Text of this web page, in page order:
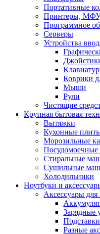
Портативные
Принтеры,
Программное
Серверы
Устройства
Коврики
Мыши
Рули
Чистящие
Крупная бытовая
Вытяжки
Кухонные
Морозильные
Стиральные
Сушильные
Холодильники
Ноутбуки и
Аксессуары для
Зарядные
Разные